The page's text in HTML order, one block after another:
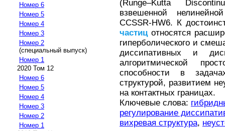
Номер 6
Номер 5
Номер 4
Номер 3
Номер 2
(специальный выпуск)
Номер 1
2020 Том 12
Номер 6
Номер 5
Номер 4
Номер 3
Номер 2
Номер 1
(Runge–Kutta
взвешенной
CCSSR-HW6. К
частицотносятся
гиперболического и
диссипативных и
алгоритмической
способности в
структурой, развитием
на контактных границах.
Ключевые слова:
регулирование
вихревая структура,